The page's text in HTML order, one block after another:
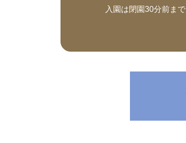
入園は閉園30分前まで